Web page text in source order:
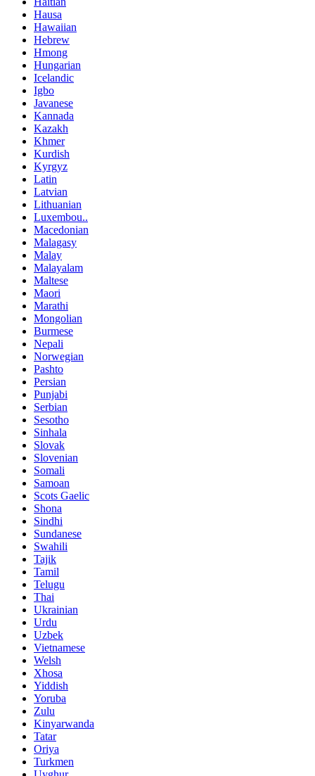
Hausa
Hawaiian
Hebrew
Hmong
Hungarian
Icelandic
Igbo
Javanese
Kannada
Kazakh
Khmer
Kurdish
Kyrgyz
Latin
Latvian
Lithuanian
Luxembou..
Macedonian
Malagasy
Malay
Malayalam
Maltese
Maori
Marathi
Mongolian
Burmese
Nepali
Norwegian
Pashto
Persian
Punjabi
Serbian
Sesotho
Sinhala
Slovak
Slovenian
Somali
Samoan
Scots Gaelic
Shona
Sindhi
Sundanese
Swahili
Tajik
Tamil
Telugu
Thai
Ukrainian
Urdu
Uzbek
Vietnamese
Welsh
Xhosa
Yiddish
Yoruba
Zulu
Kinyarwanda
Tatar
Oriya
Turkmen